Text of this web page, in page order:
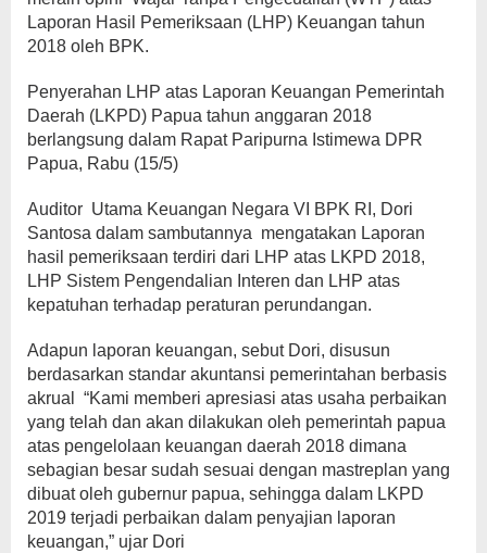
Laporan Hasil Pemeriksaan (LHP) Keuangan tahun
2018 oleh BPK.
Penyerahan LHP atas Laporan Keuangan Pemerintah
Daerah (LKPD) Papua tahun anggaran 2018
berlangsung dalam Rapat Paripurna Istimewa DPR
Papua, Rabu (15/5)
Auditor Utama Keuangan Negara VI BPK RI, Dori
Santosa dalam sambutannya mengatakan Laporan
hasil pemeriksaan terdiri dari LHP atas LKPD 2018,
LHP Sistem Pengendalian Interen dan LHP atas
kepatuhan terhadap peraturan perundangan.
Adapun laporan keuangan, sebut Dori, disusun
berdasarkan standar akuntansi pemerintahan berbasis
akrual “Kami memberi apresiasi atas usaha perbaikan
yang telah dan akan dilakukan oleh pemerintah papua
atas pengelolaan keuangan daerah 2018 dimana
sebagian besar sudah sesuai dengan mastreplan yang
dibuat oleh gubernur papua, sehingga dalam LKPD
2019 terjadi perbaikan dalam penyajian laporan
keuangan,” ujar Dori